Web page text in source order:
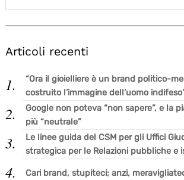
Articoli recenti
“Ora il gioielliere è un brand politico-
costruito l’immagine dell’uomo
Google non poteva “non sapere”, e la
più “neutrale”
Le linee guida del CSM per gli Uffici
strategica per le Relazioni pubbliche e
Cari brand, stupiteci; anzi,